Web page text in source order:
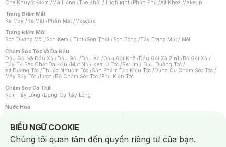
Che Khuyết Điểm /Má Hồng /Tạo Khối / Highlight /Phấn Phủ /Xịt Khoá Makeup
Trang Điểm Mắt
Kẻ Mày /Kẻ Mắt /Phấn Mắt /Mascara
Trang Điểm Môi
Son Dưỡng Môi /Son Kem / Tint /Son Thỏi /Son Bóng /Tẩy Trang Mắt / Môi
Chăm Sóc Tóc Và Da Đầu
Dầu Gội Và Dầu Xả /Dầu Gội /Dầu Xả /Dầu Gội Khô /Dầu Gội Xả 2in1 /Bộ Gội Xả /
Tẩy Tế Bào Chết Da Đầu /Mặt Nạ / Kem Ủ Tóc /Serum / Dầu Dưỡng Tóc /
Xịt Dưỡng Tóc /Thuốc Nhuộm Tóc /Sản Phẩm Tạo Kiểu Tóc /Dụng Cụ Chăm Sóc Tóc /
Máy Sấy Tóc /Lược /Bộ Chăm Sóc Tóc /Phụ Kiện Tóc
Chăm Sóc Cơ Thể
Kem Tẩy Lông /Dụng Cụ Tẩy Lông
Nước Hoa
Nước Hoa Nữ
Chăm Sóc Cá Nhân
Chống Muỗi /Khẩu Trang /Máy Massage/Mặt Nạ Xông Hơi /Nước Rửa Tay/
Sản Phẩm Chăm Sóc Khác /Bàn Chải Đánh Răng /Bàn Chải Điện/
BIỂU NGỮ COOKIE
Notice about cookies usage
Chúng tôi quan tâm đến quyền riêng tư của bạn.